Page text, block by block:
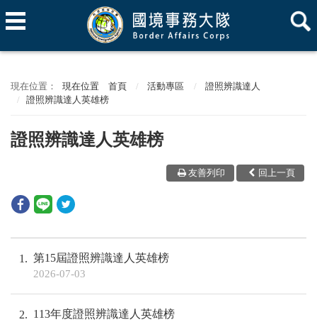
現在位置 首頁 活動專區
證照辨識達人
證照辨識達人英雄榜
證照辨識達人英雄榜
回上一頁
友善列印
1 第15屆證照辨識達人英雄榜
2026-07-03
2 113年度證照辨識達人英雄榜